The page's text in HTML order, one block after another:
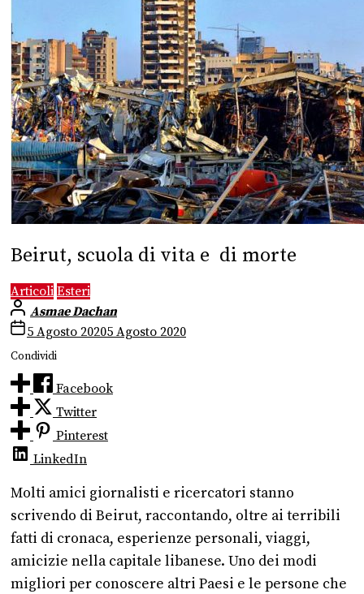
Beirut, scuola di vita e di morte
Articoli Esteri
Asmae Dachan
5 Agosto 20205 Agosto 2020
Condividi
Facebook
Twitter
Pinterest
LinkedIn
Molti amici giornalisti e ricercatori stanno
scrivendo di Beirut, raccontando, oltre ai terribili
fatti di cronaca, esperienze personali, viaggi,
amicizie nella capitale libanese. Uno dei modi
migliori per conoscere altri Paesi e le persone che